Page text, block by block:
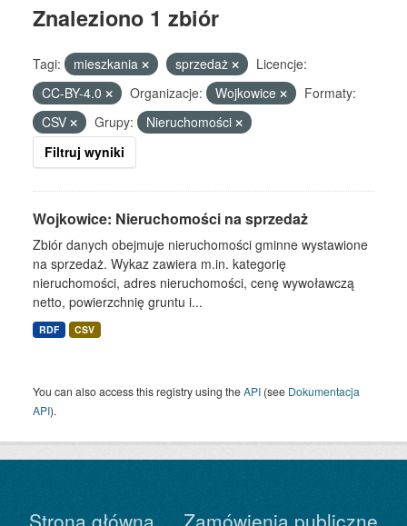
Znaleziono 1 zbiór
Tagi: mieszkania sprzedaż
Licencje:
CC-BY-4.0
Organizacje: Wojkowice
Formaty:
CSV
Grupy:
Nieruchomości
Filtruj wyniki
Wojkowice: Nieruchomości na sprzedaż
Zbiór danych obejmuje nieruchomości gminne wystawione
na sprzedaż. Wykaz zawiera m.in. kategorię
nieruchomości, adres nieruchomości, cenę wywoławczą
netto, powierzchnię gruntu i...
RDF CSV
You can also access this registry using theAPI (see Dokumentacja
API).
Strona główna Zamówienia publiczne